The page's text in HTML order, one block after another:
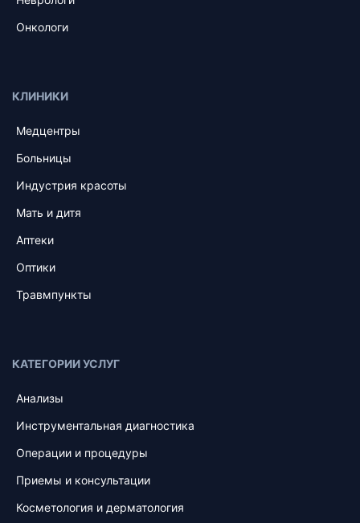
Онкологи
КЛИНИКИ
Медцентры
Больницы
Индустрия красоты
Мать и дитя
Аптеки
Оптики
Травмпункты
КАТЕГОРИИ УСЛУГ
Анализы
Инструментальная диагностика
Операции и процедуры
Приемы и консультации
Косметология и дерматология